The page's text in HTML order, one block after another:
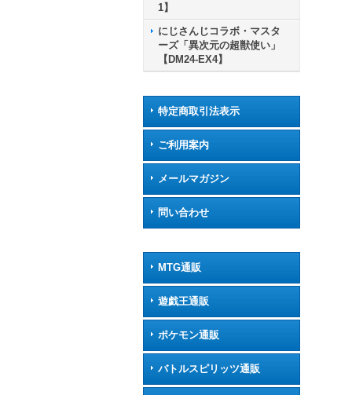
1】
にじさんじコラボ・マスタ
ーズ「異次元の超獣使い」
【DM24-EX4】
特定商取引法表示
ご利用案内
メールマガジン
問い合わせ
MTG通販
遊戯王通販
ポケモン通販
バトルスピリッツ通販